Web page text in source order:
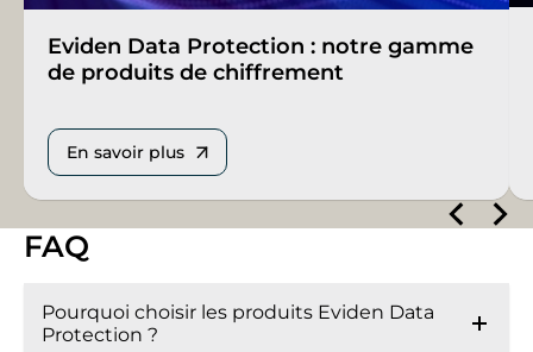
Eviden Data Protection : notre gamme
de produits de chiffrement
En savoir plus
FAQ
Pourquoi choisir les produits Eviden Data
Protection ?